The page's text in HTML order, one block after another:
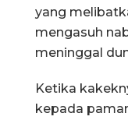
yang
mengasuh
meninggal
Ketika
kepada